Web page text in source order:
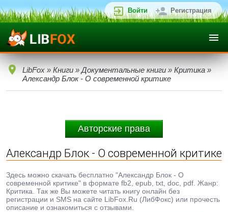
Войти Регистрация
LibFox » Книги » Документальные книги » Критика »
Александр Блок - О современной критике
Авторские права
Александр Блок - О современной критике
Здесь можно скачать бесплатно "Александр Блок - О
современной критике" в формате fb2, epub, txt, doc, pdf. Жанр:
Критика. Так же Вы можете читать книгу онлайн без
регистрации и SMS на сайте LibFox.Ru (ЛибФокс) или прочесть
описание и ознакомиться с отзывами.